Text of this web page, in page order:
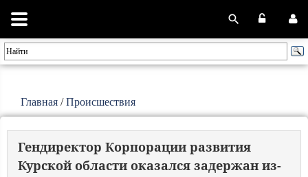
Главная /Происшествия
Гендиректор Корпорации развития
Курской области оказался задержан из-